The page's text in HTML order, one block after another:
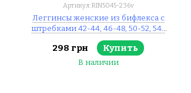
Артикул: RIN5045-236v
Леггинсы женские из бифлекса с
штребками 42-44, 46-48, 50-52, 54-
56 (2цв) "ORFEEVA" недорого от
прямого поставщика
298 грн Купить
В наличии